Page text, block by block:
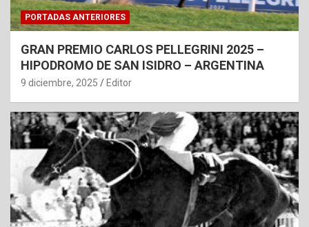
PORTADAS ANTERIORES
GRAN PREMIO CARLOS PELLEGRINI 2025 –
HIPODROMO DE SAN ISIDRO – ARGENTINA
9 diciembre, 2025 Editor